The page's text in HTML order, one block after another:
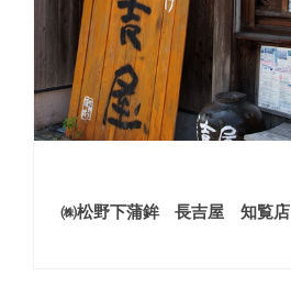
㈱松野下蒲鉾 長吉屋 知覧店